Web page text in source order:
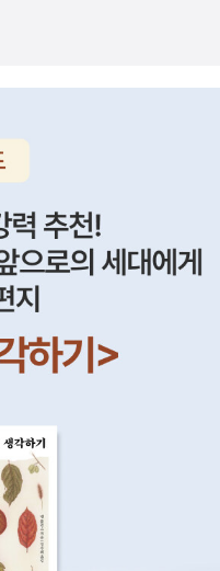
스펠링이 같아도 다양한소
키면 아이가 튕겨나갈수도
~~~저도 내자식가르치다보
않고 즐겁게 공부합시다!^^
시작할때마다 우리가 배우
격적으로 학습을 시작해요^
가 이틀치에요^^ 양이 매우
ㅎㅎㅎ요렇게 2장! 4페이지
게 없어요~~ 그냥 듣고 표
를 했었는데요그당시에는 쓰
했었어요초반에 알파벳 기
로갈수록 힘들어해서완북하